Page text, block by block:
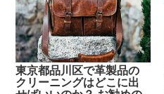
東京都品川区で革製品の
クリーニングはどこに出